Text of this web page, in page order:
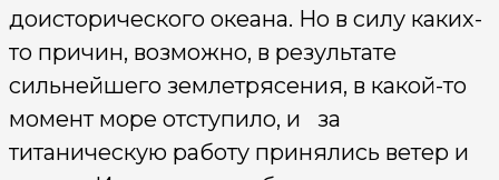
доисторического океана. Но в силу каких-
то причин, возможно, в ре­зультате
сильнейшего землетрясения, в какой-то
момент море отступило, и за
титаническую работу принялись ветер и